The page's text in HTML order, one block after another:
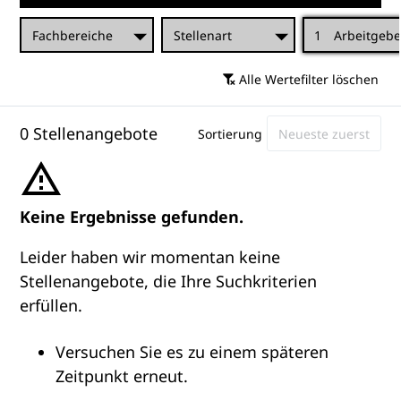
Fachbereiche Stellenart 1
Alle Wertefilter löschen
0 Stellenangebote Sortierung
Keine Ergebnisse gefunden.
Leider haben wir momentan keine
Stellenangebote, die Ihre Suchkriterien
erfüllen.
Versuchen Sie es zu einem späteren
Zeitpunkt erneut.